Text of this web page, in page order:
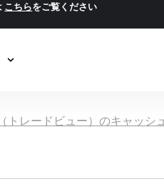
こちらをご覧ください
トレードビュー）のキャッシ